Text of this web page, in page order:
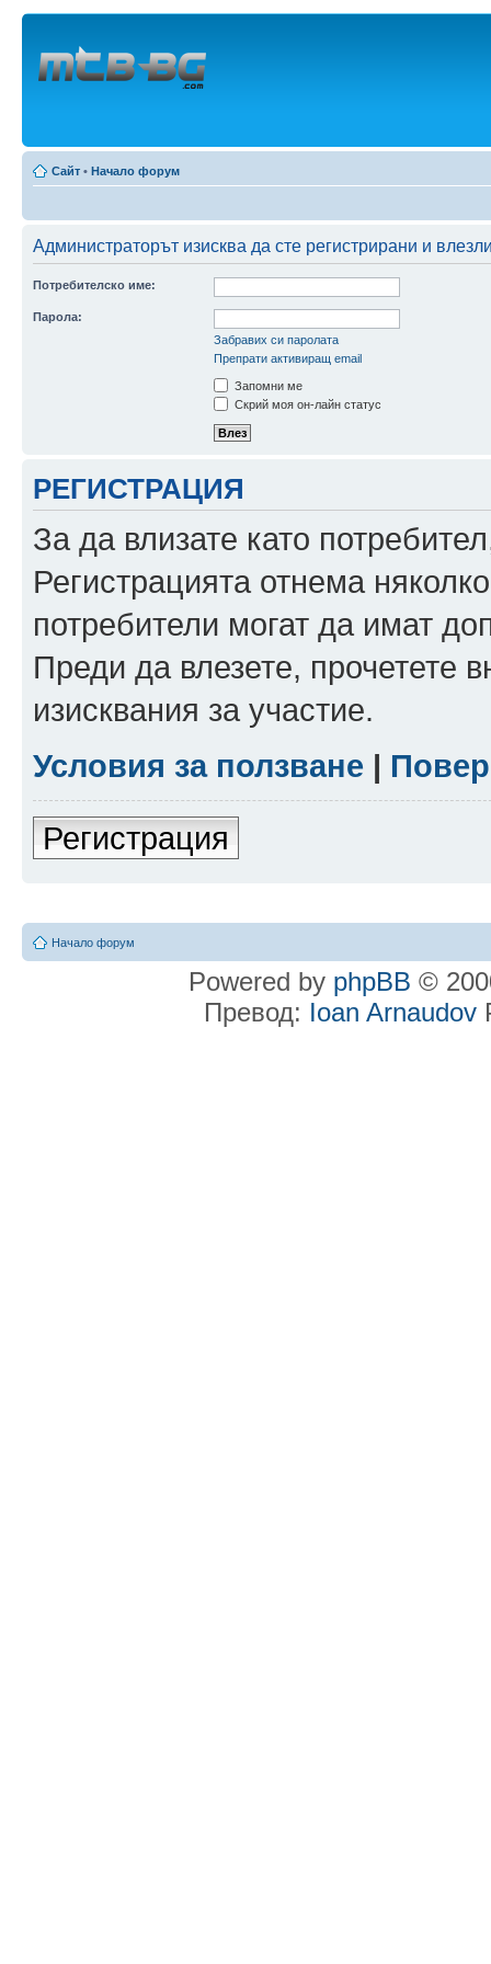
Сайт • Начало форум
Администраторът изисква да сте регистрирани и
Потребителско име:
Парола:
Забравих си паролата
Препрати активиращ email
Запомни ме
Скрий моя он-лайн статус
РЕГИСТРАЦИЯ
За да влизате като
Регистрацията отнема
потребители могат да имат
Преди да влезете, прочетете
изисквания за участие.
Условия за ползване |
Регистрация
Начало форум
Powered by phpBB ©
Превод: Ioan Arnaudov